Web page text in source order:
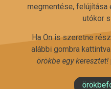
megmentése, felújítása
utókor
Ha Ön is szeretne
alábbi gombra
örökbe egy keresztet!